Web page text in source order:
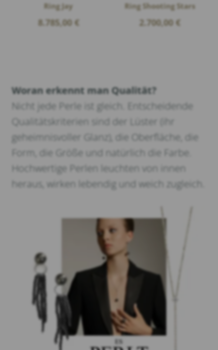
Ring Jay
8.785,00 €
Ring Shooting Stars
2.700,00 €
Woran erkennt man Qualität?
Nicht jede Perle ist gleich. Entscheidende
Qualitätskriterien sind der Lüster (ihr
geheimnisvoller Glanz), die Oberfläche, die
Form, die Größe und natürlich die Farbe.
Hochwertige Perlen leuchten von innen
heraus, wirken lebendig und weich zugleich.